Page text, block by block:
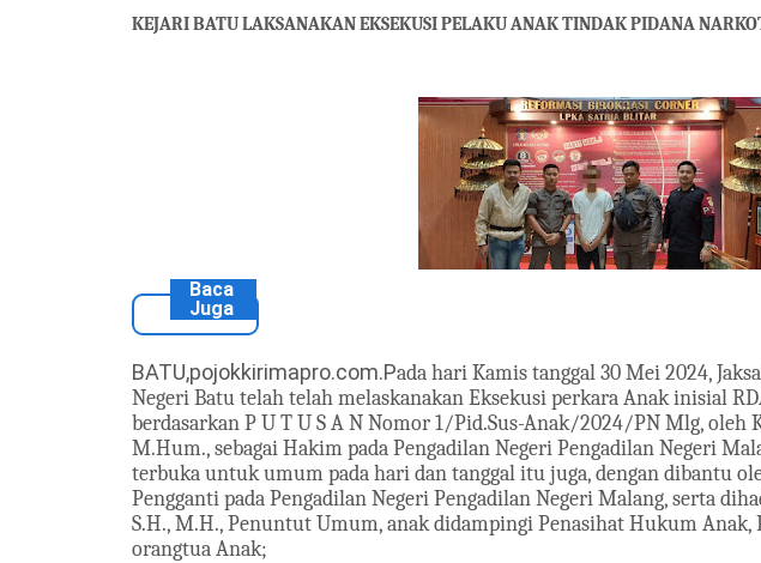
KEJARI BATU LAKSANAKAN EKSEKUSI PELAKU ANAK TINDAK PIDANA
Baca
Juga
BATU,pojokkirimapro.com.Padahari Kamistanggal30 Mei 2024,
Negeri Batu telah telah melaskanakan Eksekusi perkara Anak inisial
berdasarkan P U T U S A N Nomor 1/Pid.Sus-Anak/2024/PN Mlg, oleh
M.Hum., sebagai Hakim pada Pengadilan Negeri Pengadilan Negeri
terbuka untuk umum pada hari dan tanggal itu juga, dengan dibantu
Pengganti pada Pengadilan Negeri Pengadilan Negeri Malang, serta
S.H., M.H., Penuntut Umum, anak didampingi Penasihat Hukum Anak,
orangtua Anak;